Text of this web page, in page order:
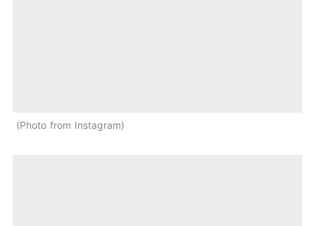
Photo from Instagram